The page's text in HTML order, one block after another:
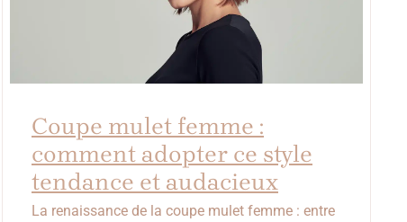
Coupe mulet femme :
comment adopter ce style
tendance et audacieux
La renaissance de la coupe mulet femme : entre